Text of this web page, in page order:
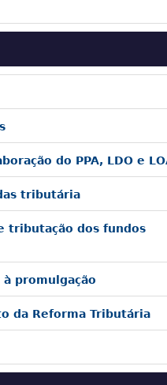
do PPA, LDO e
tributária
tributação dos fundos
promulgação
da Reforma Tributária